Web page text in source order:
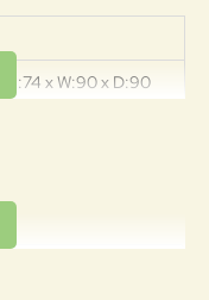
H:74 x W:90 x D:90
geschikt voor de
en gieten, op